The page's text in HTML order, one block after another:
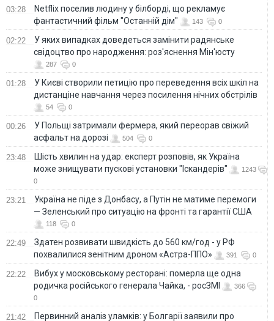
03:28
Netflix поселив людину у білборді, що рекламує
фантастичний фільм "Останній дім"
143 0
02:22
У яких випадках доведеться замінити радянське
свідоцтво про народження: роз'яснення Мін'юсту
287 0
01:28
У Києві створили петицію про переведення всіх шкіл на
дистанціне навчання через посилення нічних обстрілів
54 0
00:26
У Польщі затримали фермера, який переорав свіжий
асфальт на дорозі
504 0
23:48
Шість хвилин на удар: експерт розповів, як Україна
може знищувати пускові установки "Іскандерів"
1243
0
23:21
Україна не піде з Донбасу, а Путін не матиме перемоги
— Зеленський про ситуацію на фронті та гарантії США
118 0
22:49
Здатен розвивати швидкість до 560 км/год - у РФ
похвалилися зенітним дроном «Астра-ППО»
391 0
22:22
Вибух у московському ресторані: померла ще одна
родичка російського генерала Чайка, - росЗМІ
366
0
21:42 Первинний аналіз уламків: у Болгарії заявили про